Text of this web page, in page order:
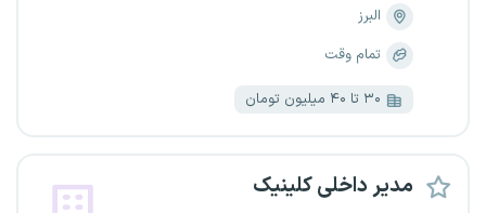
البرز
تمام وقت
۳۰ تا ۴۰ میلیون تومان
مدیر داخلی کلینیک